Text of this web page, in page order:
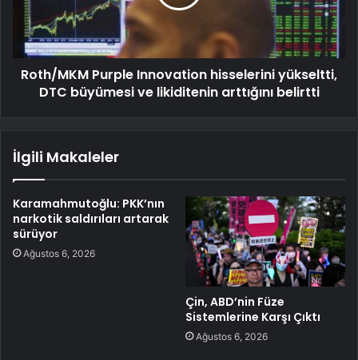
Roth/MKM Purple Innovation hisselerini yükseltti,
DTC büyümesi ve likiditenin arttığını belirtti
İlgili Makaleler
Karamahmutoğlu: PKK’nın
narkotik saldırıları artarak
sürüyor
Ağustos 6, 2026
Çin, ABD’nin Füze
Sistemlerine Karşı Çıktı
Ağustos 6, 2026